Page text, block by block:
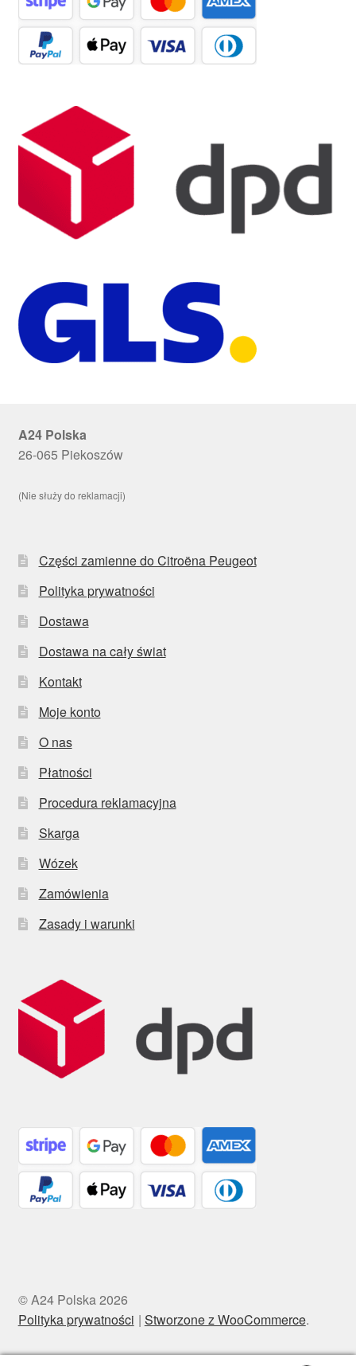
A24 Polska
26-065 Piekoszów
(Nie służy do reklamacji)
Części zamienne do Citroëna Peugeot
Polityka prywatności
Dostawa
Dostawa na cały świat
Kontakt
Moje konto
O nas
Płatności
Procedura reklamacyjna
Skarga
Wózek
Zamówienia
Zasady i warunki
© A24 Polska 2026
Polityka prywatności
Stworzone z WooCommerce.